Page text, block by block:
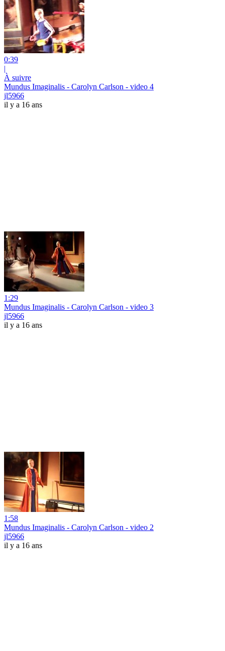
0:39
|
À suivre
Mundus Imaginalis - Carolyn Carlson - video 4
jl5966
il y a 16 ans
1:29
Mundus Imaginalis - Carolyn Carlson - video 3
jl5966
il y a 16 ans
1:58
Mundus Imaginalis - Carolyn Carlson - video 2
jl5966
il y a 16 ans